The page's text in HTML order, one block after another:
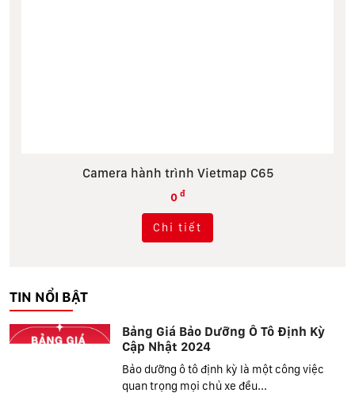
hành trình Vietmap C65
TIN NỔI BẬT
Bảng Giá Bảo Dưỡng Ô Tô Định Kỳ
Cập Nhật 2024
Bảo dưỡng ô tô định kỳ là một công việc
quan trọng mọi chủ xe đều...